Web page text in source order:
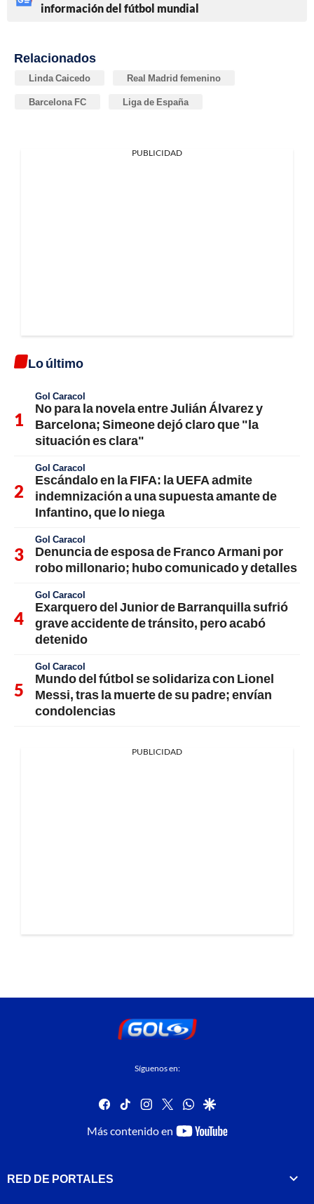
información del fútbol mundial
Relacionados
Linda Caicedo Real Madrid femenino
Barcelona FC Liga de España
PUBLICIDAD
Lo último
Gol Caracol
No para la novela entre Julián Álvarez y
Barcelona; Simeone dejó claro que "la
situación es clara"
Gol Caracol
Escándalo en la FIFA: la UEFA admite
indemnización a una supuesta amante de
Infantino, que lo niega
Gol Caracol
Denuncia de esposa de Franco Armani por
robo millonario; hubo comunicado y detalles
Gol Caracol
Exarquero del Junior de Barranquilla sufrió
grave accidente de tránsito, pero acabó
detenido
Gol Caracol
Mundo del fútbol se solidariza con Lionel
Messi, tras la muerte de su padre; envían
condolencias
PUBLICIDAD
Síguenos en:
facebook
tiktok instagram
twitterwhatsapp
google
Más contenido en
youtube-
RED DE PORTALES